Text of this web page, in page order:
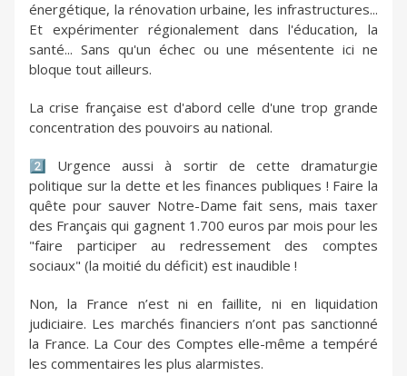
énergétique, la rénovation urbaine, les infrastructures...
Et expérimenter régionalement dans l'éducation, la
santé... Sans qu'un échec ou une mésentente ici ne
bloque tout ailleurs.
La crise française est d'abord celle d'une trop grande
concentration des pouvoirs au national.
2️⃣ Urgence aussi à sortir de cette dramaturgie
politique sur la dette et les finances publiques ! Faire la
quête pour sauver Notre-Dame fait sens, mais taxer
des Français qui gagnent 1.700 euros par mois pour les
"faire participer au redressement des comptes
sociaux" (la moitié du déficit) est inaudible !
Non, la France n’est ni en faillite, ni en liquidation
judiciaire. Les marchés financiers n’ont pas sanctionné
la France. La Cour des Comptes elle-même a tempéré
les commentaires les plus alarmistes.